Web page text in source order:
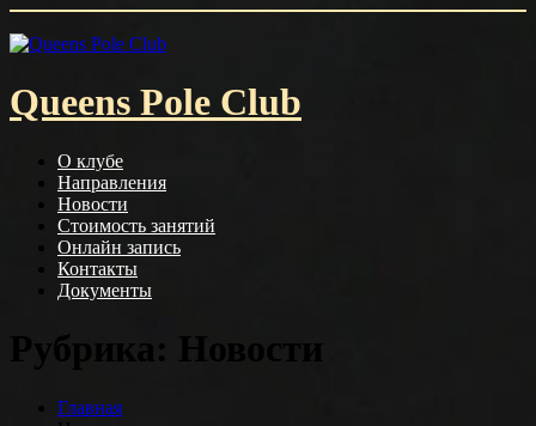
Skip
content
Queens Pole Club
О клубе
Направления
Новости
Стоимость занятий
Онлайн запись
Контакты
Документы
Рубрика: Новости
Главная